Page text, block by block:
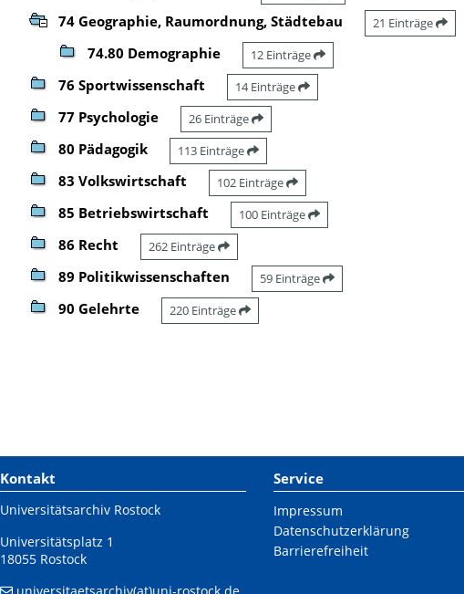
74 Geographie, Raumordnung, Städtebau 21 Einträge
74.80 Demographie 12 Einträge
76 Sportwissenschaft 14 Einträge
77 Psychologie 26 Einträge
80 Pädagogik 113 Einträge
83 Volkswirtschaft 102 Einträge
85 Betriebswirtschaft 100 Einträge
86 Recht 262 Einträge
89 Politikwissenschaften 59 Einträge
90 Gelehrte 220 Einträge
Kontakt
Universitätsarchiv Rostock
Universitätsplatz 1
18055 Rostock
Service
Impressum
Datenschutzerklärung
Barrierefreiheit